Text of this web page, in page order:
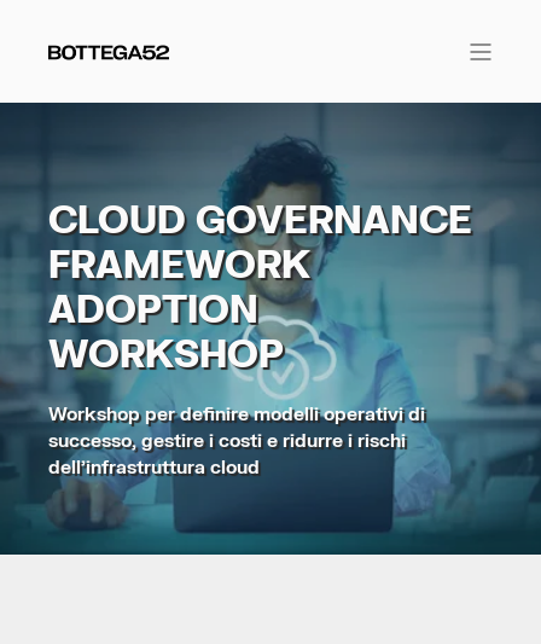
CLOUD GOVERNANCE
FRAMEWORK
ADOPTION
WORKSHOP
Workshop per definire modelli operativi di
successo, gestire i costi e ridurre i rischi
dell'infrastruttura cloud